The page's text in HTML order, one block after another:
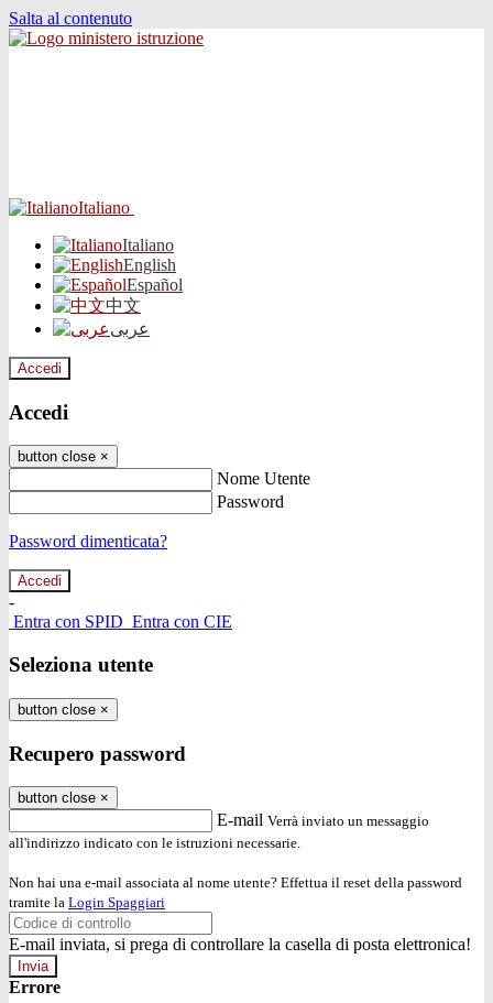
Salta al contenuto
Italiano
Italiano
English
Español
中文
عربى
Accedi
Accedi
button close ×
Nome Utente
Password
Password dimenticata?
-
Entra con SPID Entra con CIE
Seleziona utente
button close ×
Recupero password
button close ×
E-mail Verrà inviato un messaggio
all'indirizzo indicato con le istruzioni necessarie.
Non hai una e-mail associata al nome utente? Effettua il reset della password
tramite la Login Spaggiari
E-mail inviata, si prega di controllare la casella di posta elettronica!
Errore